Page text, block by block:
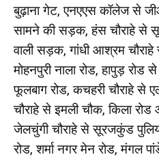
बुढ़ाना गेट, एनएएस कॉलेज से
सामने की सड़क, हंस चौराहे
वाली सड़क, गांधी आश्रम
मोहनपुरी नाला रोड, हापुड़
फूलबाग रोड, कचहरी चौराहे
चौराहे से इमली चौक, किला
जेलचुंगी चौराहे से सूरजकुंड
रोड, शर्मा नगर मेन रोड, मंगल